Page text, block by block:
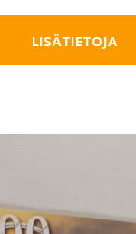
LISÄTIETOJA